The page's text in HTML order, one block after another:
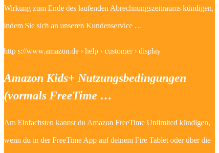
Wirkung zum Ende des laufenden Abrechnungszeitraums kündigen,
indem Sie sich an unseren Kundenservice …
http s://www.amazon.de › help › customer › display
Amazon Kids+ Nutzungsbedingungen
(vormals FreeTime …
Am Einfachsten kannst du Amazon FreeTime Unlimited kündigen,
wenn du in der FreeTime App auf deinem Fire Tablet oder über die